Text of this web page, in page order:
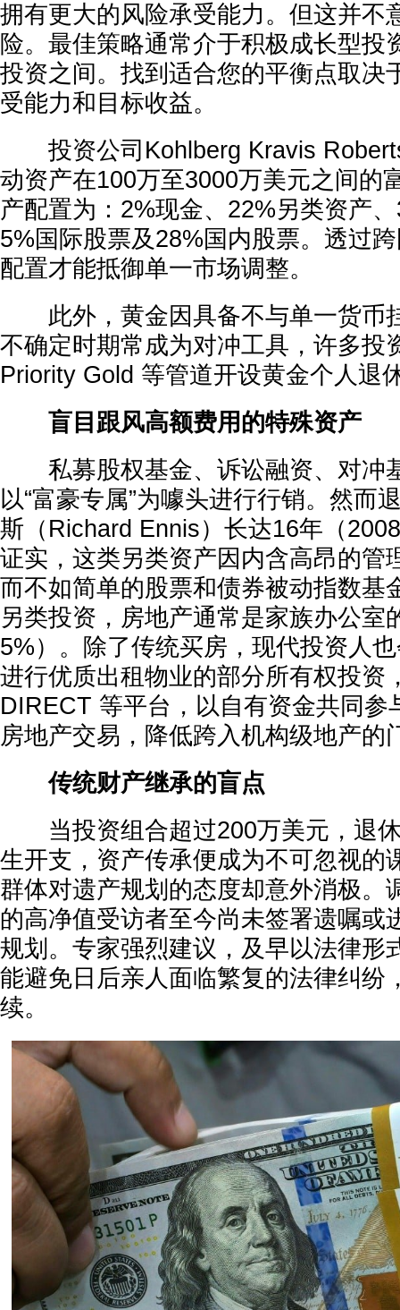
拥有更大的风险承受能力。但这并不
险。最佳策略通常介于积极成长型投
投资之间。找到适合您的平衡点取决
受能力和目标收益。
投资公司Kohlberg Kravis
动资产在100万至3000万美元之间的
产配置为：2%现金、22%另类资产
5%国际股票及28%国内股票。透过
配置才能抵御单一市场调整。
此外，黄金因具备不与单一货币
不确定时期常成为对冲工具，许多投
Priority Gold 等管道开设黄金个人退
盲目跟风高额费用的特殊资产
私募股权基金、诉讼融资、对冲
以“富豪专属”为噱头进行行销。然而
斯（Richard Ennis）长达16年（
证实，这类另类资产因内含高昂的管
而不如简单的股票和债券被动指数基
另类投资，房地产通常是家族办公室
5%）。除了传统买房，现代投资人
进行优质出租物业的部分所有权投资
DIRECT 等平台，以自有资金共同参
房地产交易，降低跨入机构级地产的
传统财产继承的盲点
当投资组合超过200万美元，退休
生开支，资产传承便成为不可忽视的
群体对遗产规划的态度却意外消极。
的高净值受访者至今尚未签署遗嘱或
规划。专家强烈建议，及早以法律形
能避免日后亲人面临繁复的法律纠纷
续。